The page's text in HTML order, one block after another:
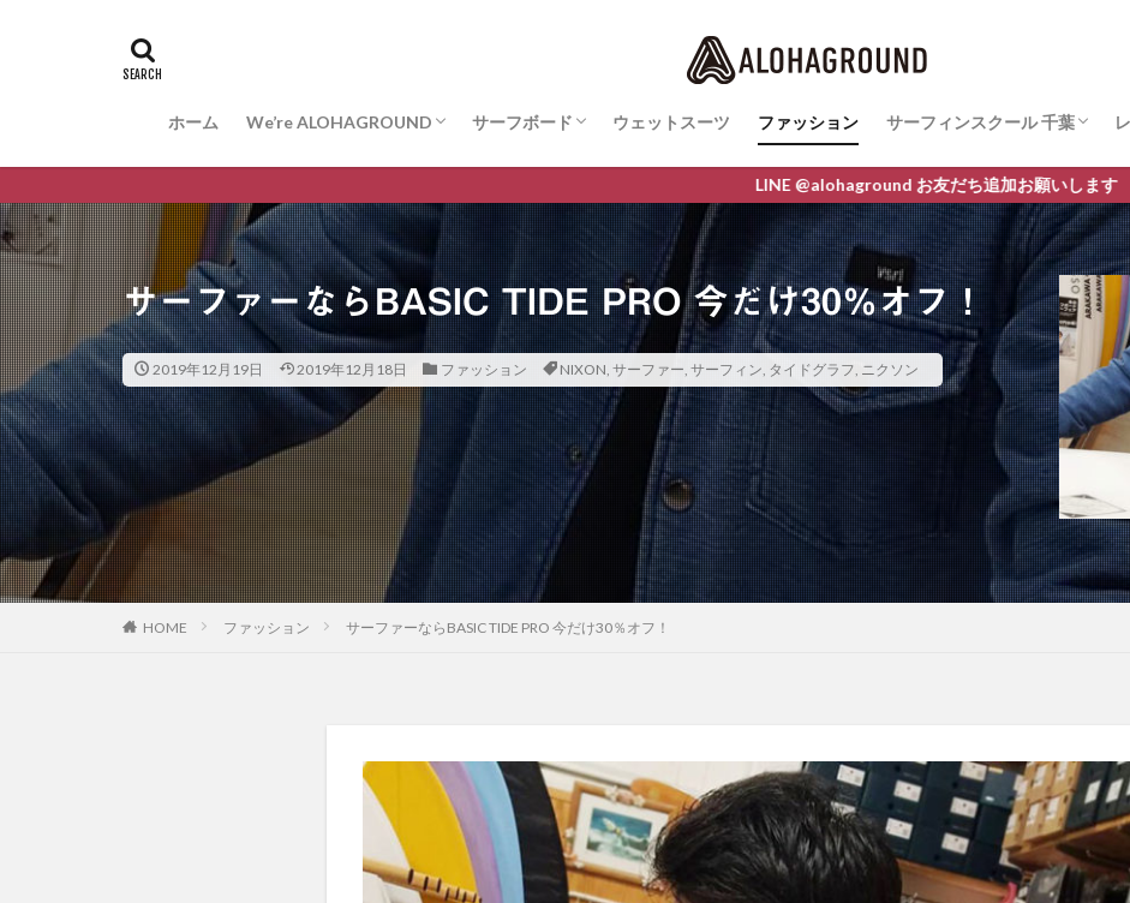
ホーム We’re ALOHAGROUND
お問合せ
サーフボード
サーフボード最新情報
ARAKAWA
VESSO
WISDOM LINE
ウェットスーツ ファッション サーフィンスクール 千葉
サーフィンスクールレポート
LINE @alohaground お友だち追加お願いします クーポン進呈中 キャッシ
サーファーならBASIC TIDE PRO 今だけ30％オフ！
2019年12月19日 2019年12月18日 ファッション NIXON, サーファー, サーフィン, タイドグラフ, ニクソン
HOME ファッション サーファーならBASIC TIDE PRO 今だけ30％オフ！